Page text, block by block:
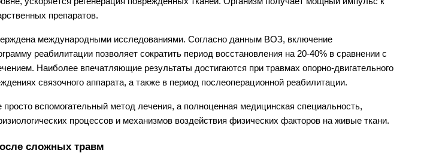
препаратов.
международными исследованиями. Согласно данным ВОЗ, включение
реабилитации позволяет сократить период восстановления на 20-40% в сравнении с
Наиболее впечатляющие результаты достигаются при травмах опорно-двигательного
связочного аппарата, а также в период послеоперационной реабилитации.
вспомогательный метод лечения, а полноценная медицинская специальность,
процессов и механизмов воздействия физических факторов на живые ткани.
сложных травм